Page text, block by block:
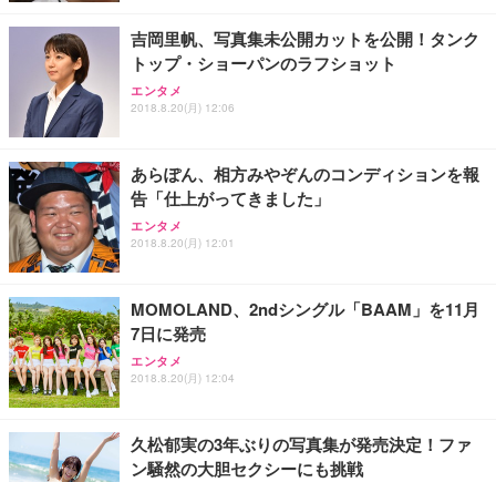
吉岡里帆、写真集未公開カットを公開！タンク
トップ・ショーパンのラフショット
エンタメ
2018.8.20(月) 12:06
あらぽん、相方みやぞんのコンディションを報
告「仕上がってきました」
エンタメ
2018.8.20(月) 12:01
MOMOLAND、2ndシングル「BAAM」を11月
7日に発売
エンタメ
2018.8.20(月) 12:04
久松郁実の3年ぶりの写真集が発売決定！ファ
ン騒然の大胆セクシーにも挑戦